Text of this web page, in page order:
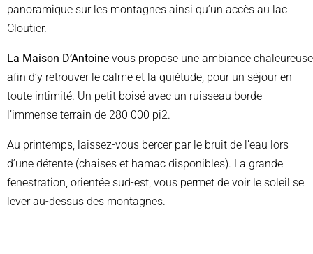
panoramique sur les montagnes ainsi qu’un accès au lac
Cloutier.
La Maison D’Antoine vous propose une ambiance chaleureuse
afin d’y retrouver le calme et la quiétude, pour un séjour en
toute intimité. Un petit boisé avec un ruisseau borde
l’immense terrain de 280 000 pi2.
Au printemps, laissez-vous bercer par le bruit de l’eau lors
d’une détente (chaises et hamac disponibles). La grande
fenestration, orientée sud-est, vous permet de voir le soleil se
lever au-dessus des montagnes.